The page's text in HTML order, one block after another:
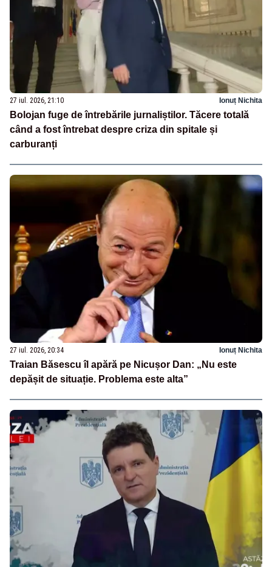
27 iul. 2026, 21:10 Ionuț Nichita
Bolojan fuge de întrebările jurnaliștilor. Tăcere totală
când a fost întrebat despre criza din spitale și
carburanți
27 iul. 2026, 20:34 Ionuț Nichita
Traian Băsescu îl apără pe Nicușor Dan: „Nu este
depășit de situație. Problema este alta”